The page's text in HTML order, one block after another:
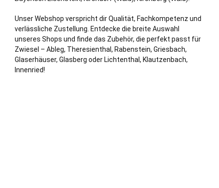
Unser Webshop verspricht dir Qualität, Fachkompetenz und
verlässliche Zustellung. Entdecke die breite Auswahl
unseres Shops und finde das Zubehör, die perfekt passt für
Zwiesel – Ableg, Theresienthal, Rabenstein, Griesbach,
Glaserhäuser, Glasberg oder Lichtenthal, Klautzenbach,
Innenried!